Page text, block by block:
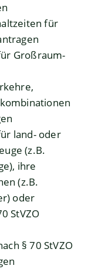
für
Großraum-
land- oder
(z.B.
ihre
(z.B.
oder
StVZO
§ 70 StVZO